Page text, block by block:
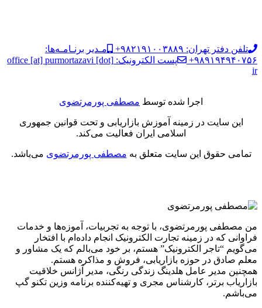
تلفن دفتر تهران: ۹۸۲۱۹۱۰۰۳۸۸۹+
مـدیر برنـامـه‌ها:
۹۸۹۱۹۴۹۴۰۷۵۶+
پست الکترونیک: office [at] purmortazavi [dot]
ir
اجرا شده توسط مصطفی پورمرتضوی
این سایت در زمینه آموزش بازاریابی و تحت قوانین جمهوری
اسلامی ایران فعالیت می‌کند.
تمامی حقوق این سایت متعلق به مصطفی پورمرتضوی می‌باشد.
من مصطفی پورمرتضوی، با توجه به تجربیات، آموزه‌ها و خدمات
فراوانی که در زمینه تجارت الکترونیک انجام داده‌ام با افتخار
می‌گویم “تاجر الکترونیک” هستم، بر خود می‌بالم که یک مشاور و
معلم صادق در حوزه بازاریابی، فروش و مذاکره هستم.
همچنین مدیر عامل هلدینگ زندگی رنگی، مدیر آژانس خلاقیت
بازاریاب برتر، کارشناس مجری و تهیه‌کننده برنامه وزین تکنو گپ
می‌باشم.